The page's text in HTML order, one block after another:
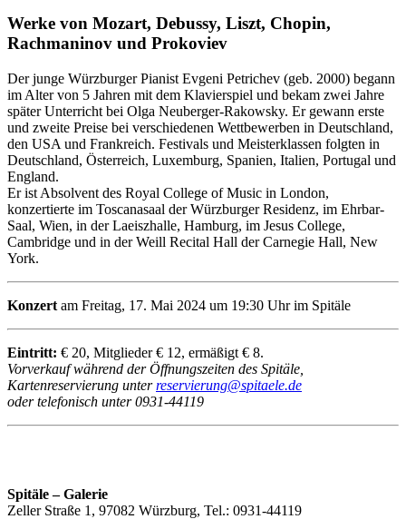
Werke von Mozart, Debussy, Liszt, Chopin,
Rachmaninov und Prokoviev
Der junge Würzburger Pianist Evgeni Petrichev (geb. 2000) begann
im Alter von 5 Jahren mit dem Klavierspiel und bekam zwei Jahre
später Unterricht bei Olga Neuberger-Rakowsky. Er gewann erste
und zweite Preise bei verschiedenen Wettbewerben in Deutschland,
den USA und Frankreich. Festivals und Meisterklassen folgten in
Deutschland, Österreich, Luxemburg, Spanien, Italien, Portugal und
England.
Er ist Absolvent des Royal College of Music in London,
konzertierte im Toscanasaal der Würzburger Residenz, im Ehrbar-
Saal, Wien, in der Laeiszhalle, Hamburg, im Jesus College,
Cambridge und in der Weill Recital Hall der Carnegie Hall, New
York.
Konzert am Freitag, 17. Mai 2024 um 19:30 Uhr im Spitäle
Eintritt: € 20, Mitglieder € 12, ermäßigt € 8.
Vorverkauf während der Öffnungszeiten des Spitäle,
Kartenreservierung unterreservierung@spitaele.de
oder telefonisch unter 0931-44119
Spitäle – Galerie
Zeller Straße 1, 97082 Würzburg, Tel.: 0931-44119